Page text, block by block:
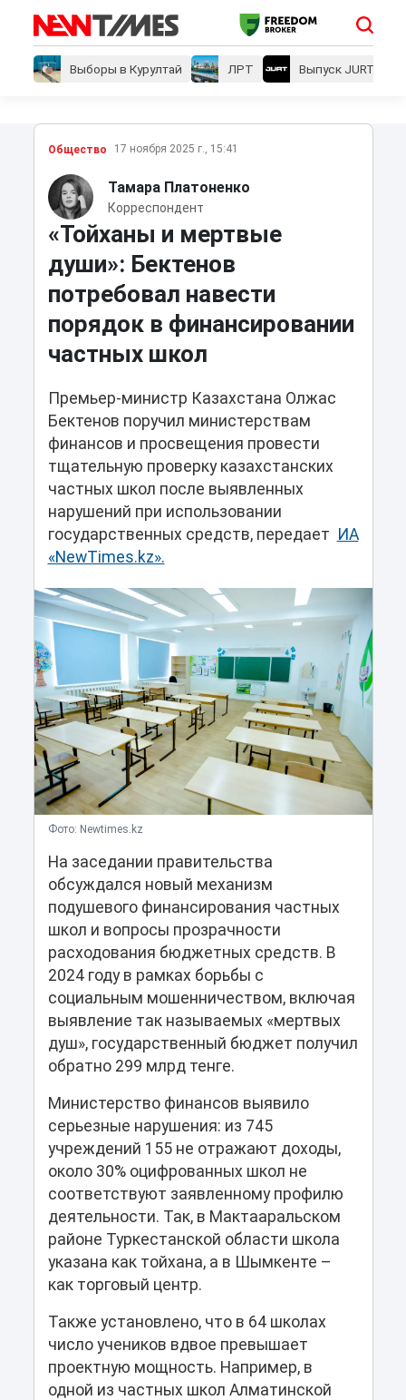
Выборы в Курултай ЛРТ Выпуск JURT
Общество 17 ноября 2025 г., 15:41
Тамара Платоненко
Корреспондент
«Тойханы и мертвые
души»: Бектенов
потребовал навести
порядок в финансировании
частных школ
Премьер-министр Казахстана Олжас
Бектенов поручил министерствам
финансов и просвещения провести
тщательную проверку казахстанских
частных школ после выявленных
нарушений при использовании
государственных средств, передает ИА
«NewTimes.kz».
Фото: Newtimes.kz
На заседании правительства
обсуждался новый механизм
подушевого финансирования частных
школ и вопросы прозрачности
расходования бюджетных средств. В
2024 году в рамках борьбы с
социальным мошенничеством, включая
выявление так называемых «мертвых
душ», государственный бюджет получил
обратно 299 млрд тенге.
Министерство финансов выявило
серьезные нарушения: из 745
учреждений 155 не отражают доходы,
около 30% оцифрованных школ не
соответствуют заявленному профилю
деятельности. Так, в Мактааральском
районе Туркестанской области школа
указана как тойхана, а в Шымкенте –
как торговый центр.
Также установлено, что в 64 школах
число учеников вдвое превышает
проектную мощность. Например, в
одной из частных школ Алматинской